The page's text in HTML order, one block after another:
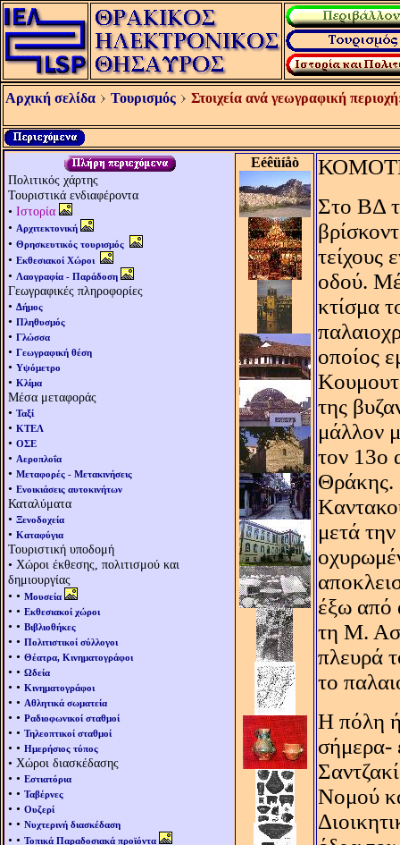
Αρχική σελίδα Τουρισμός Στοιχεία ανά γεωγραφική
Πολιτικός χάρτης
Τουριστικά ενδιαφέροντα
• Ιστορία
• Αρχιτεκτονική
• Θρησκευτικός τουρισμός
• Εκθεσιακοί Χώροι
• Λαογραφία - Παράδοση
Γεωγραφικές πληροφορίες
• Δήμος
• Πληθυσμός
• Γλώσσα
• Γεωγραφική θέση
• Υψόμετρο
• Κλίμα
Μέσα μεταφοράς
• Ταξί
• ΚΤΕΛ
• ΟΣΕ
• Αεροπλοΐα
• Μεταφορές - Μετακινήσεις
• Ενοικιάσεις αυτοκινήτων
Καταλύματα
• Ξενοδοχεία
• Καταφύγια
Τουριστική υποδομή
• Χώροι έκθεσης, πολιτισμού και
δημιουργίας
• • Μουσεία
• • Εκθεσιακοί χώροι
• • Βιβλιοθήκες
• • Πολιτιστικοί σύλλογοι
• • Θέατρα, Κινηματογράφοι
• • Ωδεία
• • Κινηματογράφοι
• • Αθλητικά σωματεία
• • Ραδιοφωνικοί σταθμοί
• • Τηλεοπτικοί σταθμοί
• • Ημερήσιος τύπος
• Χώροι διασκέδασης
• • Εστιατόρια
• • Ταβέρνες
• • Ουζερί
• • Νυχτερινή διασκέδαση
• • Τοπικά Παραδοσιακά προϊόντα
Eéêüíåò
Στο BΔ
τείχους
οδού.
κτίσμα
οποίος
της
μάλλον
τον 13ο
Θράκης.
μετά
έξω από
τη M.
πλευρά
το
H πόλη
σήμερα-
Nομού